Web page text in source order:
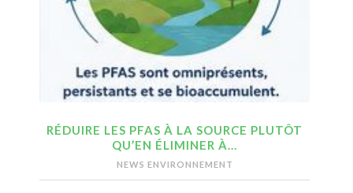
RÉDUIRE LES PFAS À LA SOURCE PLUTÔT
QU’EN ÉLIMINER À…
NEWS ENVIRONNEMENT